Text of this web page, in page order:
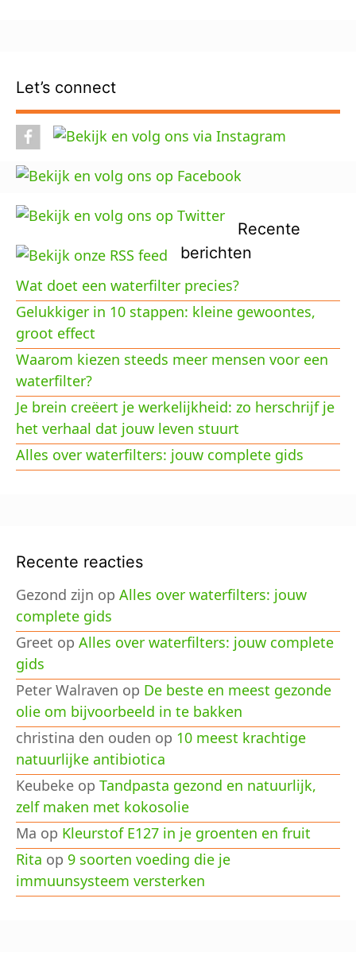
Let’s connect
Recente
berichten
Wat doet een waterfilter precies?
Gelukkiger in 10 stappen: kleine gewoontes,
groot effect
Waarom kiezen steeds meer mensen voor een
waterfilter?
Je brein creëert je werkelijkheid: zo herschrijf je
het verhaal dat jouw leven stuurt
Alles over waterfilters: jouw complete gids
Recente reacties
Gezond zijn op Alles over waterfilters: jouw
complete gids
Greet op Alles over waterfilters: jouw complete
gids
Peter Walraven op De beste en meest gezonde
olie om bijvoorbeeld in te bakken
christina den ouden op 10 meest krachtige
natuurlijke antibiotica
Keubeke op Tandpasta gezond en natuurlijk,
zelf maken met kokosolie
Ma op Kleurstof E127 in je groenten en fruit
Rita op 9 soorten voeding die je
immuunsysteem versterken